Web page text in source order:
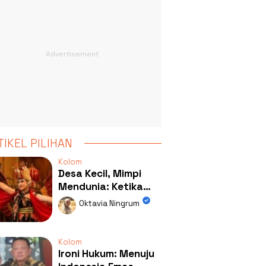
PILIHAN
Kolom
Desa Kecil, Mimpi
Mendunia: Ketika
Kolaborasi
Mengubah Wajah
Oktavia Ningrum
Kolom
Ironi Hukum: Menuju